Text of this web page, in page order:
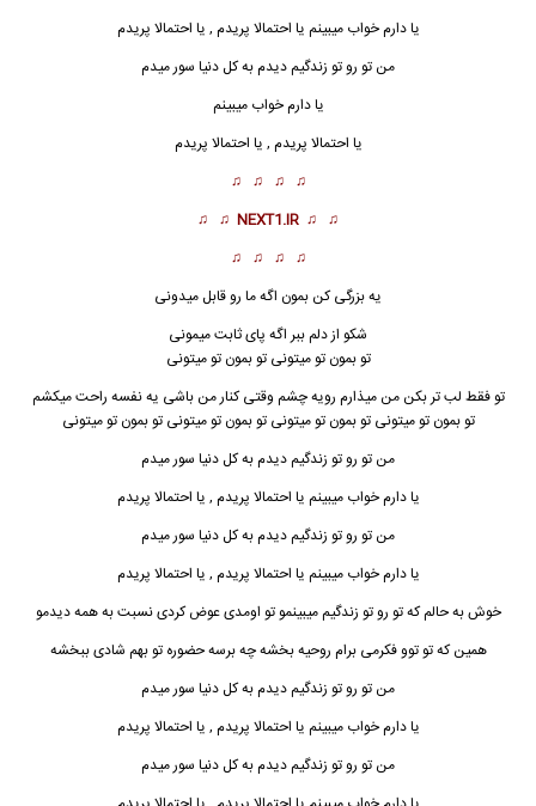
یا دارم خواب میبینم یا احتمالا پریدم , یا احتمالا پریدم
من تو رو تو زندگیم دیدم به کل دنیا سور میدم
یا دارم خواب میبینم
یا احتمالا پریدم , یا احتمالا پریدم
♫ ♫ ♫ ♫
♫ ♫
NEXT1.IR
♫ ♫
♫ ♫ ♫ ♫
یه بزرگی کن بمون اگه ما رو قابل میدونی
شکو از دلم ببر اگه پای ثابت میمونی
تو بمون تو میتونی تو بمون تو میتونی
تو فقط لب تر بکن من میذارم رویه چشم وقتی کنار من باشی یه نفسه راحت میکشم
تو بمون تو میتونی تو بمون تو میتونی تو بمون تو میتونی تو بمون تو میتونی
من تو رو تو زندگیم دیدم به کل دنیا سور میدم
یا دارم خواب میبینم یا احتمالا پریدم , یا احتمالا پریدم
من تو رو تو زندگیم دیدم به کل دنیا سور میدم
یا دارم خواب میبینم یا احتمالا پریدم , یا احتمالا پریدم
خوش به حالم که تو رو تو زندگیم میبینمو تو اومدی عوض کردی نسبت به همه دیدمو
همین که تو توو فکرمی برام روحیه بخشه چه برسه حضوره تو بهم شادی ببخشه
من تو رو تو زندگیم دیدم به کل دنیا سور میدم
یا دارم خواب میبینم یا احتمالا پریدم , یا احتمالا پریدم
من تو رو تو زندگیم دیدم به کل دنیا سور میدم